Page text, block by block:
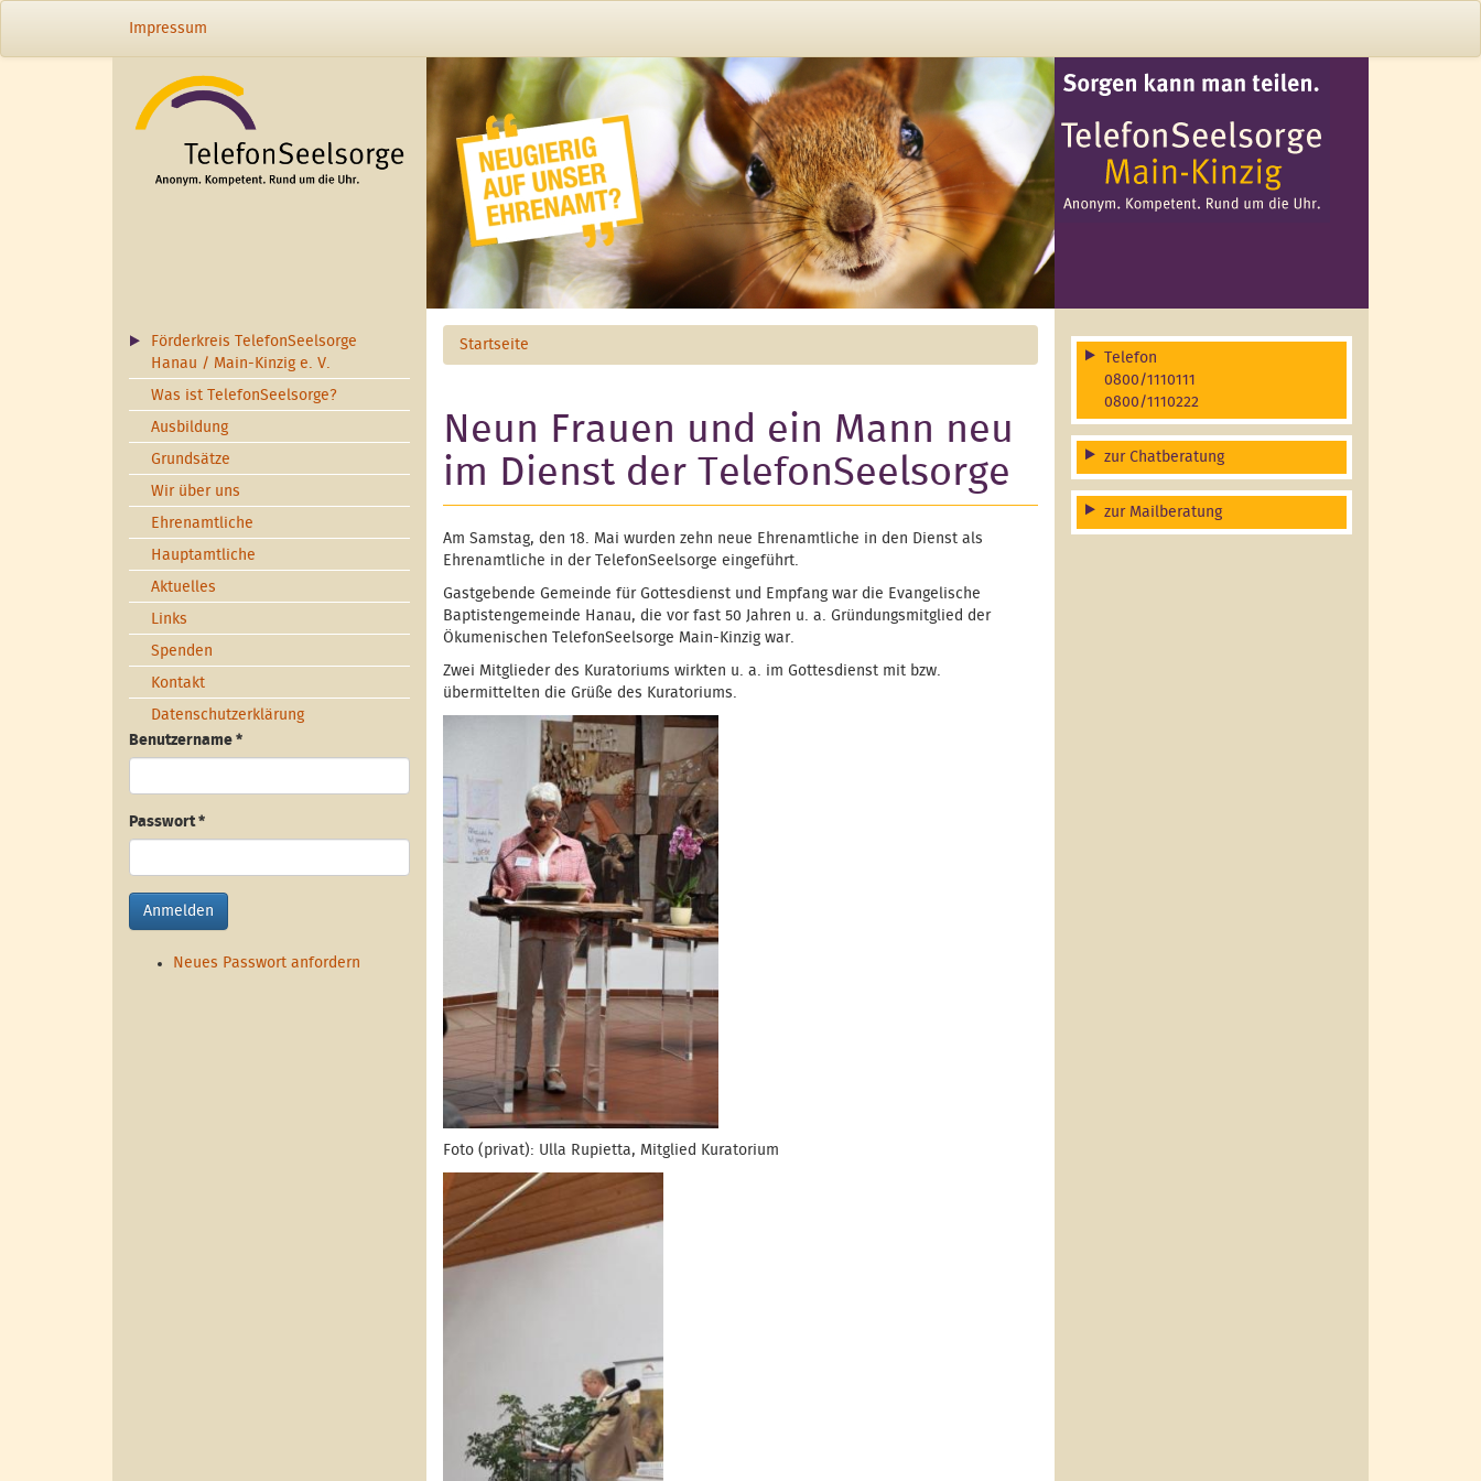
Impressum
Förderkreis TelefonSeelsorge
Hanau / Main-Kinzig e. V.
Was ist TelefonSeelsorge?
Ausbildung
Grundsätze
Wir über uns
Ehrenamtliche
Hauptamtliche
Aktuelles
Links
Spenden
Kontakt
Datenschutzerklärung
Benutzername *
Passwort*
Anmelden
Neues Passwort anfordern
Startseite
Neun Frauen und ein Mann neu
im Dienst der TelefonSeelsorge
Am Samstag, den 18. Mai wurden zehn neue Ehrenamtliche in den Dienst als
Ehrenamtliche in der TelefonSeelsorge eingeführt.
Gastgebende Gemeinde für Gottesdienst und Empfang war die Evangelische
Baptistengemeinde Hanau, die vor fast 50 Jahren u. a. Gründungsmitglied der
Ökumenischen TelefonSeelsorge Main-Kinzig war.
Zwei Mitglieder des Kuratoriums wirkten u. a. im Gottesdienst mit bzw.
übermittelten die Grüße des Kuratoriums.
Foto (privat): Ulla Rupietta, Mitglied Kuratorium
Telefon
0800/1110111
0800/1110222
zur Chatberatung
zur Mailberatung